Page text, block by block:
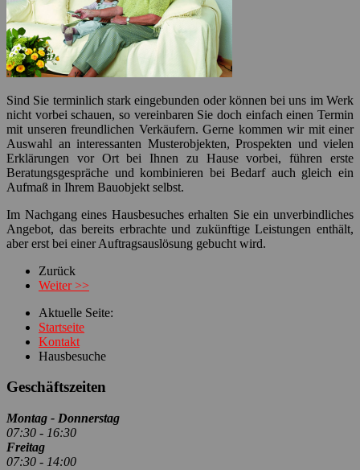
Sind Sie terminlich stark eingebunden oder können bei uns im Werk
nicht vorbei schauen, so vereinbaren Sie doch einfach einen Termin
mit unseren freundlichen Verkäufern. Gerne kommen wir mit einer
Auswahl an interessanten Musterobjekten, Prospekten und vielen
Erklärungen vor Ort bei Ihnen zu Hause vorbei, führen erste
Beratungsgespräche und kombinieren bei Bedarf auch gleich ein
Aufmaß in Ihrem Bauobjekt selbst.
Im Nachgang eines Hausbesuches erhalten Sie ein unverbindliches
Angebot, das bereits erbrachte und zukünftige Leistungen enthält,
aber erst bei einer Auftragsauslösung gebucht wird.
Zurück
Weiter >>
Aktuelle Seite:
Startseite
Kontakt
Hausbesuche
Geschäftszeiten
Montag - Donnerstag
07:30 - 16:30
Freitag
07:30 - 14:00